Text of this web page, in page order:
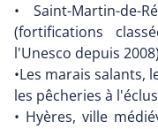
• Saint-Martin-
(fortifications
l'Unesco depuis
•Les marais salants,
les pêcheries à
• Hyères, ville